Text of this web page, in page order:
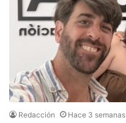
Redacción Hace 3 semanas